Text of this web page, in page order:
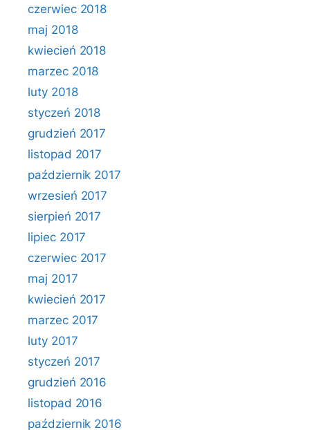
czerwiec 2018
maj 2018
kwiecień 2018
marzec 2018
luty 2018
styczeń 2018
grudzień 2017
listopad 2017
październik 2017
wrzesień 2017
sierpień 2017
lipiec 2017
czerwiec 2017
maj 2017
kwiecień 2017
marzec 2017
luty 2017
styczeń 2017
grudzień 2016
listopad 2016
październik 2016